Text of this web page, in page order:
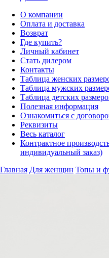
О компании
Оплата и доставка
Возврат
Где купить?
Личный кабинет
Стать дилером
Контакты
Таблица женских
Таблица мужских
Таблица детских
Полезная информация
Ознакомиться с
Реквизиты
Весь каталог
Контрактное
индивидуальный заказ)
Главная Для женщин Топы и